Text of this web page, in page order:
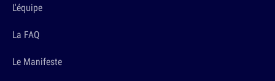
L'équipe
La FAQ
Le Manifeste